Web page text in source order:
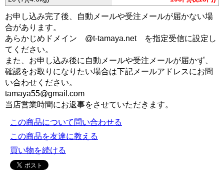
お申し込み完了後、自動メールや受注メールが届かない場
合があります。
あらかじめドメイン @t-tamaya.net を指定受信に設定し
てください。
また、お申し込み後に自動メールや受注メールが届かず、
確認をお取りになりたい場合は下記メールアドレスにお問
い合わせください。
tamaya55@gmail.com
当店営業時間にお返事をさせていただきます。
この商品について問い合わせる
この商品を友達に教える
買い物を続ける